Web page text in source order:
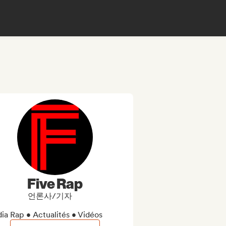
Five Rap
언론사/기자
Rap • Actualités • Vidéos